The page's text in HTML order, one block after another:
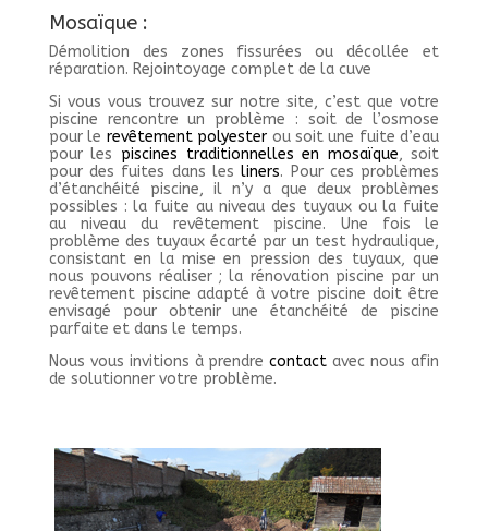
Mosaïque:
Démolition des zones fissurées ou décollée et
réparation. Rejointoyage complet de la cuve
Si vous vous trouvez sur notre site, c’est que votre
piscine rencontre un problème : soit de l’osmose
pour le revêtement polyester ou soit une fuite d’eau
pour les piscines traditionnelles en mosaïque, soit
pour des fuites dans lesliners. Pour ces problèmes
d’étanchéité piscine, il n’y a que deux problèmes
possibles : la fuite au niveau des tuyaux ou la fuite
au niveau du revêtement piscine. Une fois le
problème des tuyaux écarté par un test hydraulique,
consistant en la mise en pression des tuyaux, que
nous pouvons réaliser ; la rénovation piscine par un
revêtement piscine adapté à votre piscine doit être
envisagé pour obtenir une étanchéité de piscine
parfaite et dans le temps.
Nous vous invitions à prendrecontact avec nous afin
de solutionner votre problème.